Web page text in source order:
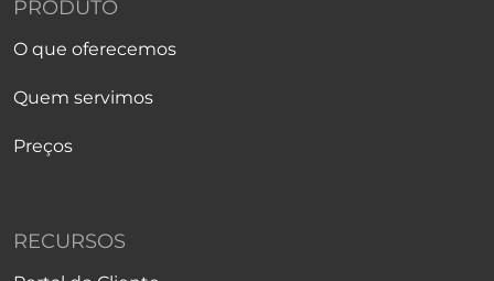
PRODUTO
O que oferecemos
Quem servimos
Preços
RECURSOS